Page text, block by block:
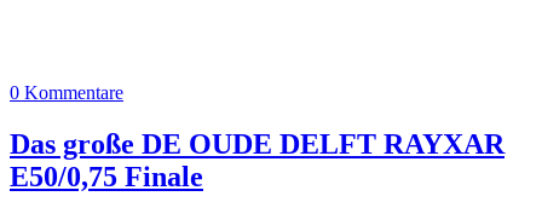
0 Kommentare
Das große DE OUDE DELFT RAYXAR
E50/0,75 Finale